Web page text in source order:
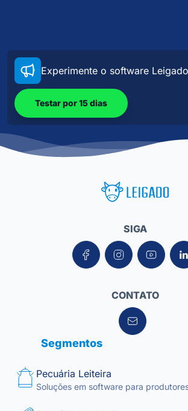
Experimente o software
Testar por 15 dias
Leigado
SIGA
CONTATO
Segmentos
Pecuária Leiteira
Soluções em software para